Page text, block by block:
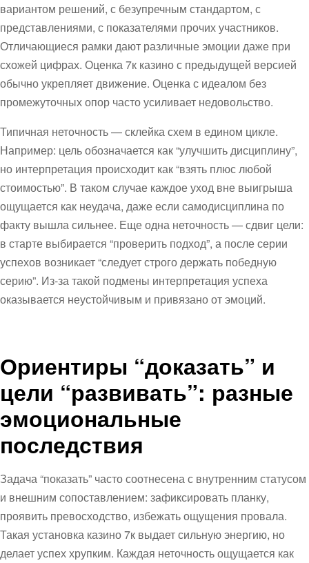
вариантом решений, с безупречным стандартом, с
представлениями, с показателями прочих участников.
Отличающиеся рамки дают различные эмоции даже при
схожей цифрах. Оценка 7к казино с предыдущей версией
обычно укрепляет движение. Оценка с идеалом без
промежуточных опор часто усиливает недовольство.
Типичная неточность — склейка схем в едином цикле.
Например: цель обозначается как “улучшить дисциплину”,
но интерпретация происходит как “взять плюс любой
стоимостью”. В таком случае каждое уход вне выигрыша
ощущается как неудача, даже если самодисциплина по
факту вышла сильнее. Еще одна неточность — сдвиг цели:
в старте выбирается “проверить подход”, а после серии
успехов возникает “следует строго держать победную
серию”. Из-за такой подмены интерпретация успеха
оказывается неустойчивым и привязано от эмоций.
Ориентиры “доказать” и
цели “развивать”: разные
эмоциональные
последствия
Задача “показать” часто соотнесена с внутренним статусом
и внешним сопоставлением: зафиксировать планку,
проявить превосходство, избежать ощущения провала.
Такая установка казино 7к выдает сильную энергию, но
делает успех хрупким. Каждая неточность ощущается как